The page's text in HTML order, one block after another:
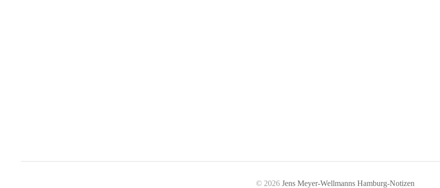
© 2026 Jens Meyer-Wellmanns Hamburg-Notizen